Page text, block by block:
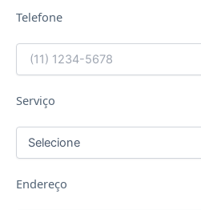
Telefone
Serviço
Endereço